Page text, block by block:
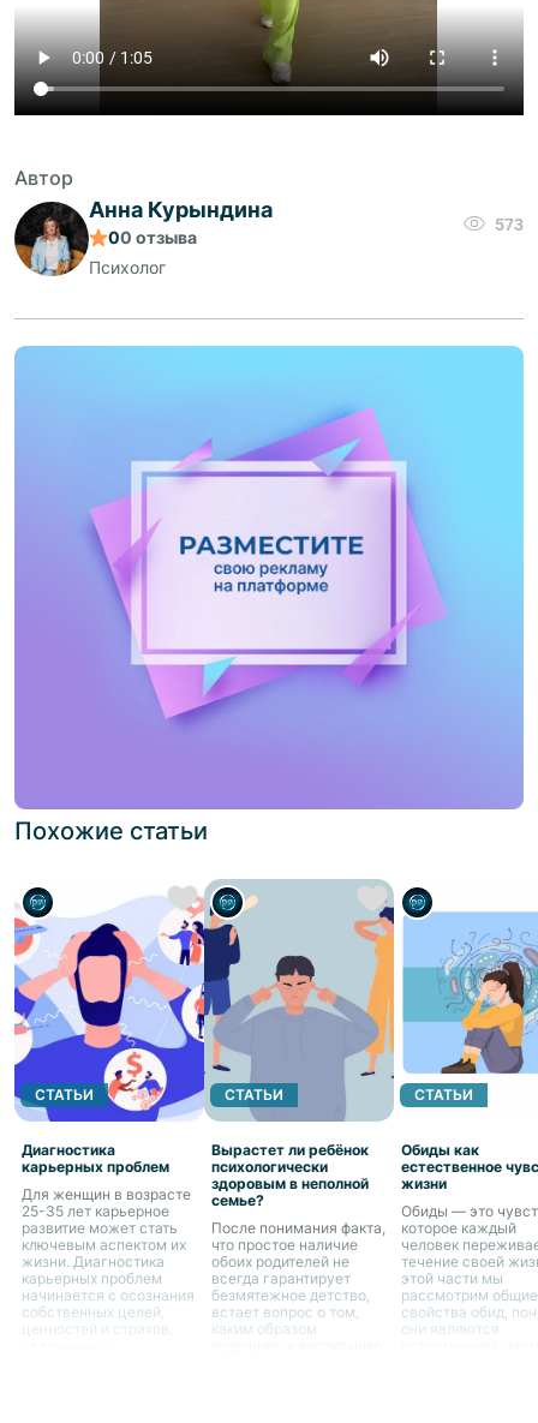
Автор
Анна Курындина
00 отзыва
Психолог
573
Похожие статьи
СТАТЬИ
Диагностика
карьерных проблем
Для женщин в возрасте
25-35 лет карьерное
развитие может стать
ключевым аспектом их
жизни. Диагностика
карьерных проблем
начинается с осознания
собственных целей,
ценностей и страхов,
СТАТЬИ
Вырастет ли ребёнок
психологически
здоровым в неполной
семье?
После понимания факта,
что простое наличие
обоих родителей не
всегда гарантирует
безмятежное детство,
встает вопрос о том,
каким образом
СТАТЬИ
Обиды как
естественное
жизни
Обиды — это
которое каждый
человек
течение своей
этой части мы
рассмотрим общие
свойства обид,
они являются